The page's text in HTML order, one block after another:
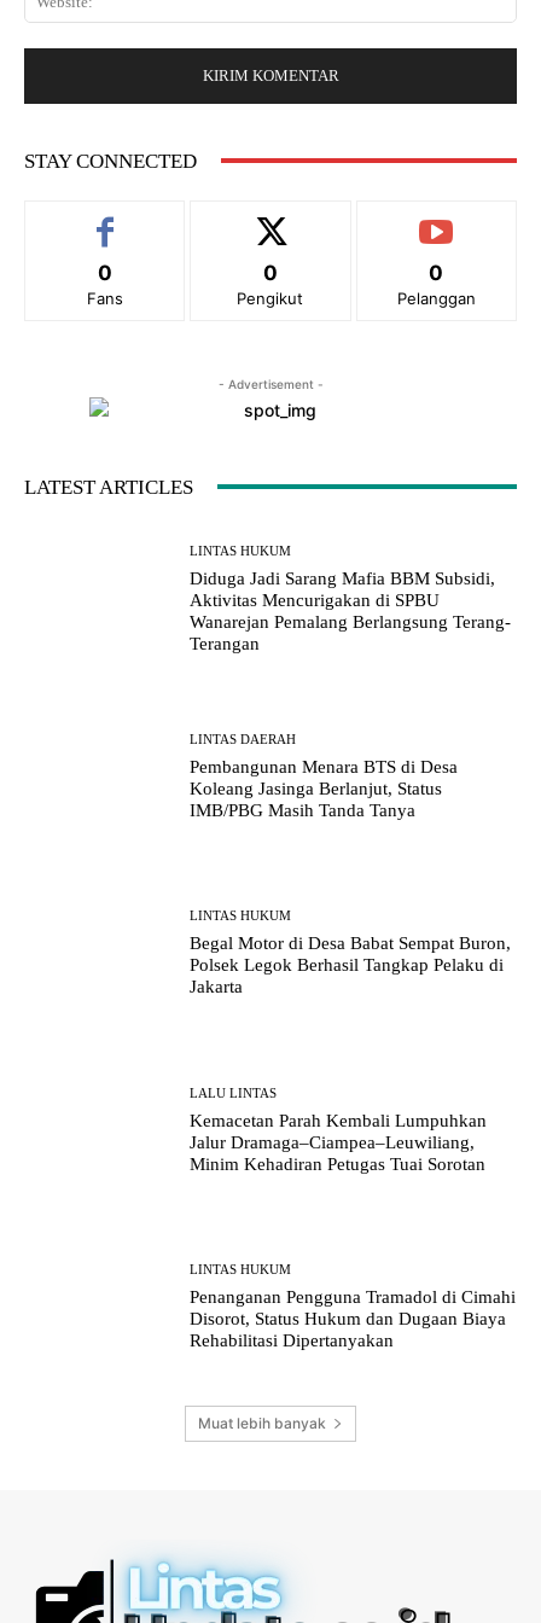
:
e
b
STAY CONNECTED
0
Fans
0
Pengikut
0
Pelanggan
- Advertisement -
LATEST ARTICLES
LINTAS HUKUM
Diduga Jadi Sarang Mafia BBM Subsidi,
Aktivitas Mencurigakan di SPBU
Wanarejan Pemalang Berlangsung Terang-
Terangan
LINTAS DAERAH
Pembangunan Menara BTS di Desa
Koleang Jasinga Berlanjut, Status
IMB/PBG Masih Tanda Tanya
LINTAS HUKUM
Begal Motor di Desa Babat Sempat Buron,
Polsek Legok Berhasil Tangkap Pelaku di
Jakarta
LALU LINTAS
Kemacetan Parah Kembali Lumpuhkan
Jalur Dramaga–Ciampea–Leuwiliang,
Minim Kehadiran Petugas Tuai Sorotan
LINTAS HUKUM
Penanganan Pengguna Tramadol di Cimahi
Disorot, Status Hukum dan Dugaan Biaya
Rehabilitasi Dipertanyakan
Muat lebih banyak